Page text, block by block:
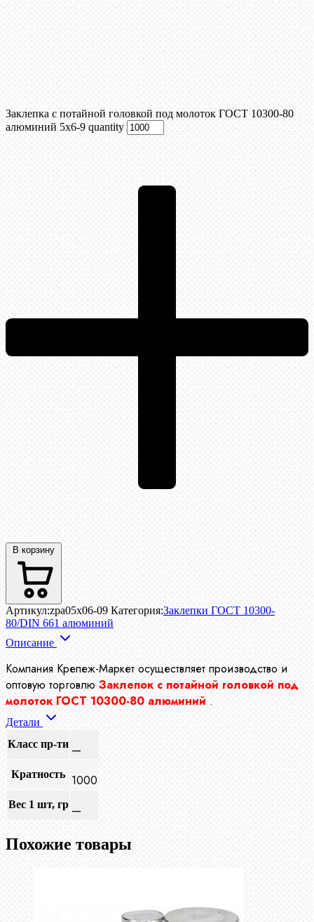
Заклепка с потайной головкой под молоток ГОСТ 10300-80
алюминий 5х6-9 quantity
В корзину
Артикул:zpa05x06-09 Категория:Заклепки ГОСТ 10300-
80/DIN 661 алюминий
Описание
Компания Крепеж-Маркет осуществляет производство и
оптовую торговлю Заклепок с потайной головкой под
молоток ГОСТ 10300-80 алюминий .
Детали
Класс пр-ти —
Кратность 1000
Вес 1 шт, гр —
Похожие товары